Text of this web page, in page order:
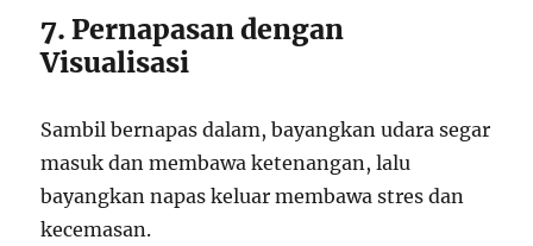
7. Pernapasan dengan
Visualisasi
Sambil bernapas dalam, bayangkan udara segar
masuk dan membawa ketenangan, lalu
bayangkan napas keluar membawa stres dan
kecemasan.